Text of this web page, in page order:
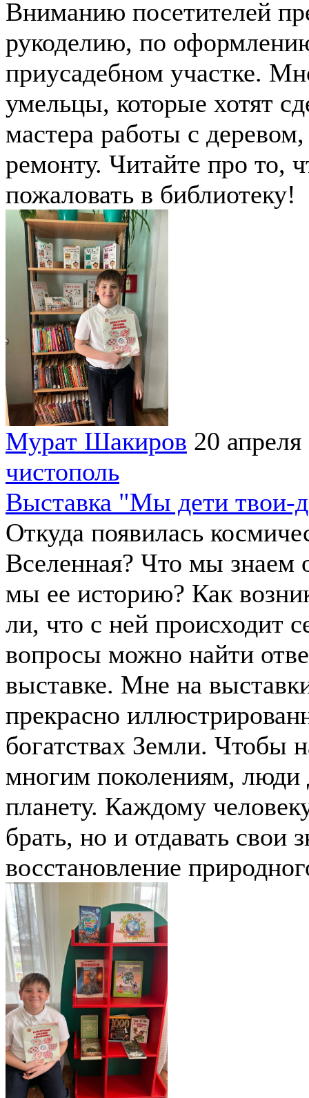
Вниманию посетителей
рукоделию, по
приусадебном участке.
умельцы, которые хотят
мастера работы с
ремонту. Читайте про то,
пожаловать в библиотеку!
Мурат Шакиров 20
чистополь
Выставка "Мы дети твои-
Откуда появилась
Вселенная? Что мы
мы ее историю? Как
ли, что с ней происходит
вопросы можно найти
выставке. Мне на
прекрасно
богатствах Земли. Чтобы
многим поколениям,
планету. Каждому
брать, но и отдавать свои
восстановление